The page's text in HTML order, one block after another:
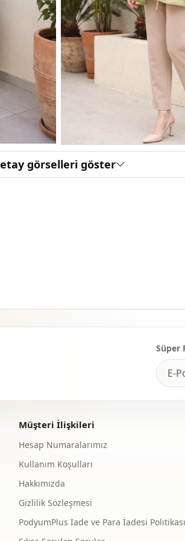
görselleri göster
Süper
Müşteri İlişkileri
Hesap Numaralarımız
Kullanım Koşulları
Hakkımızda
Gizlilik Sözleşmesi
PodyumPlus İade ve Para İadesi Politikası